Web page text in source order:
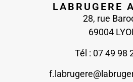
LABRUGERE
28, rue
69004
Tél : 07 49 98